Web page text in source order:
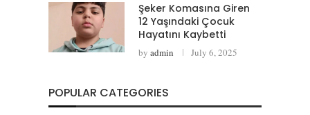
Şeker Komasına Giren
12 Yaşındaki Çocuk
Hayatını Kaybetti
by admin July 6, 2025
POPULAR CATEGORIES